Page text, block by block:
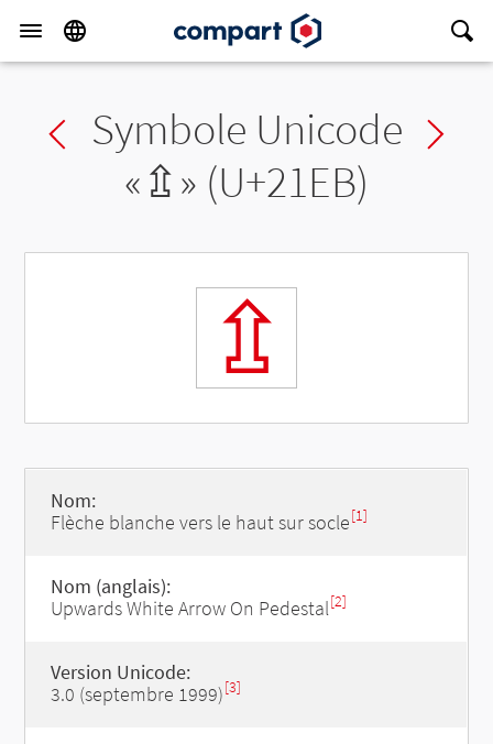
Previous char
Symbole Unicode
«⇫» (U+21EB)
⇫
Nom:
Flèche blanche vers le haut sur socle[1]
Nom (anglais):
Upwards White Arrow On Pedestal[2]
Version Unicode:
3.0 (septembre 1999)[3]